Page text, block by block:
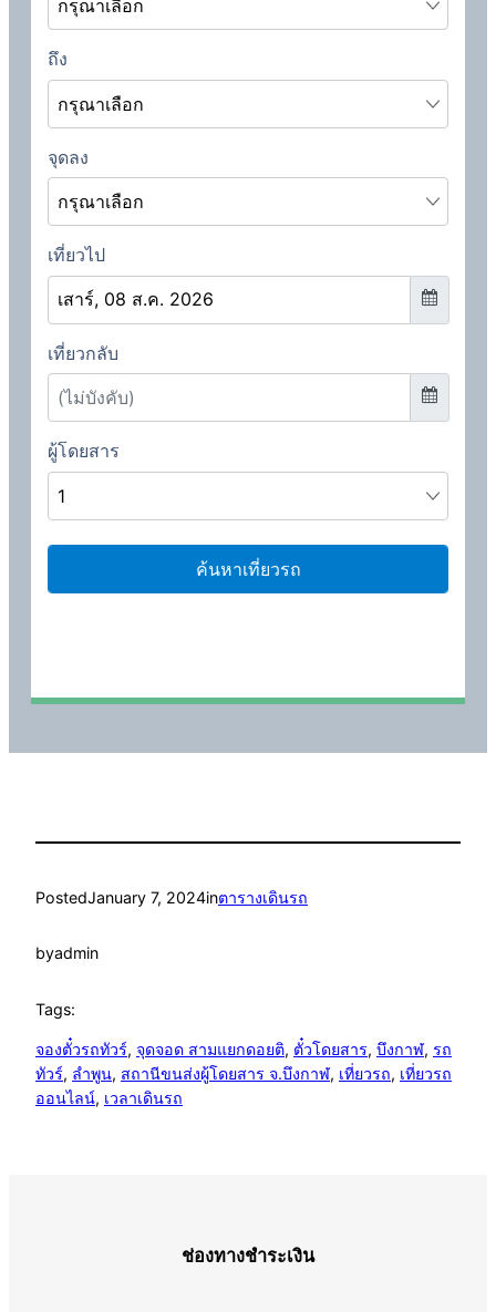
PostedJanuary 7, 2024inตารางเดินรถ
byadmin
Tags:
จองตั๋วรถทัวร์, จุดจอด สามแยกดอยติ, ตั๋วโดยสาร, บึงกาฬ, รถ
ทัวร์, ลำพูน, สถานีขนส่งผู้โดยสาร จ.บึงกาฬ, เที่ยวรถ, เที่ยวรถ
ออนไลน์, เวลาเดินรถ
ช่องทางชำระเงิน